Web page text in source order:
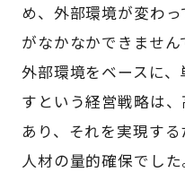
め、外部環境が変わ
がなかなかできませ
外部環境をベースに
すという経営戦略は
あり、それを実現す
人材の量的確保でし